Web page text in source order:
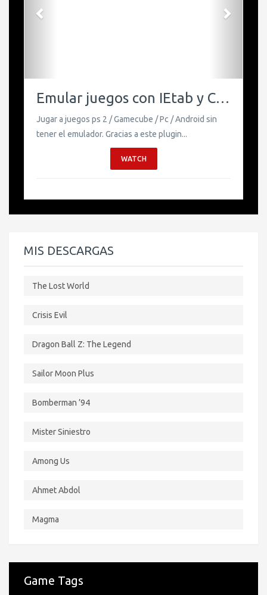
Emular juegos con IEtab y Chrome.
Jugar a juegos ps 2 / Gamecube / Pc / Android sin
tener el emulador. Gracias a este plugin...
WATCH
MIS DESCARGAS
The Lost World
Crisis Evil
Dragon Ball Z: The Legend
Sailor Moon Plus
Bomberman ’94
Mister Siniestro
Among Us
Ahmet Abdol
Magma
Game Tags